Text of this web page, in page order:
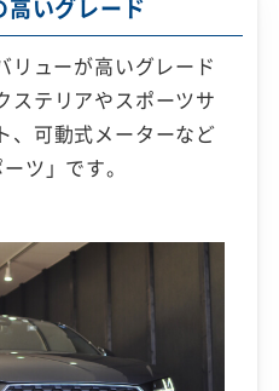
高いグレード
リューが高いグレード
ステリアやスポーツサ
、可動式メーターなど
ツ」です。